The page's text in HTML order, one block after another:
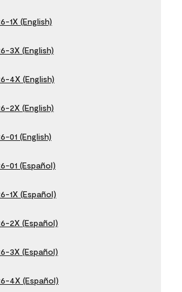
1X (English)
3X (English)
4X (English)
2X (English)
01 (English)
01 (Español)
1X (Español)
2X (Español)
3X (Español)
4X (Español)